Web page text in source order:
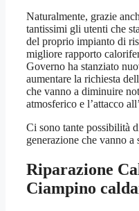
Naturalmente, grazie
tantissimi gli utenti che
del proprio impianto di
migliore rapporto
Governo ha stanziato
aumentare la richiesta
che vanno a diminuire
atmosferico e l’attacco
Ci sono tante possibilità
generazione che vanno a
Riparazione
Ciampino